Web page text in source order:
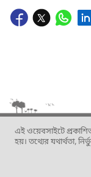
এই ওয়েবসাইটে
হয়। তথ্যের যথার্থতা,